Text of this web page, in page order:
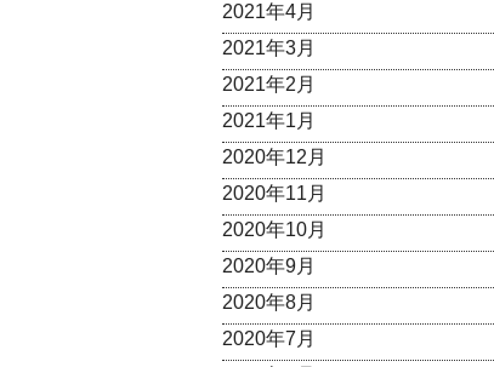
2021年4月
2021年3月
2021年2月
2021年1月
2020年12月
2020年11月
2020年10月
2020年9月
2020年8月
2020年7月